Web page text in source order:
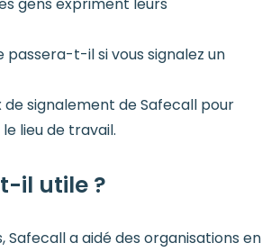
gens expriment leurs
t-il si vous signalez un
signalement de Safecall pour
lieu de travail.
il utile ?
Safecall a aidé des organisations en